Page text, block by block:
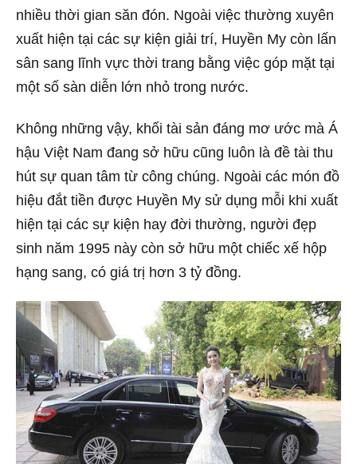
nhiều thời gian săn đón. Ngoài việc thường xuyên
xuất hiện tại các sự kiện giải trí, Huyền My còn lấn
sân sang lĩnh vực thời trang bằng việc góp mặt tại
một số sàn diễn lớn nhỏ trong nước.
Không những vậy, khối tài sản đáng mơ ước mà Á
hậu Việt Nam đang sở hữu cũng luôn là đề tài thu
hút sự quan tâm từ công chúng. Ngoài các món đồ
hiệu đắt tiền được Huyền My sử dụng mỗi khi xuất
hiện tại các sự kiện hay đời thường, người đẹp
sinh năm 1995 này còn sở hữu một chiếc xế hộp
hạng sang, có giá trị hơn 3 tỷ đồng.